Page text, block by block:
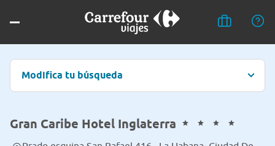
Modifica tu búsqueda
Gran Caribe Hotel Inglaterra